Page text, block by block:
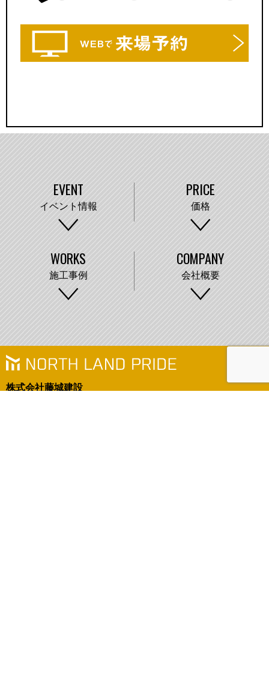
EVENT
イベント情報
PRICE
価格
WORKS
施工事例
COMPANY
会社概要
株式会社藤城建設